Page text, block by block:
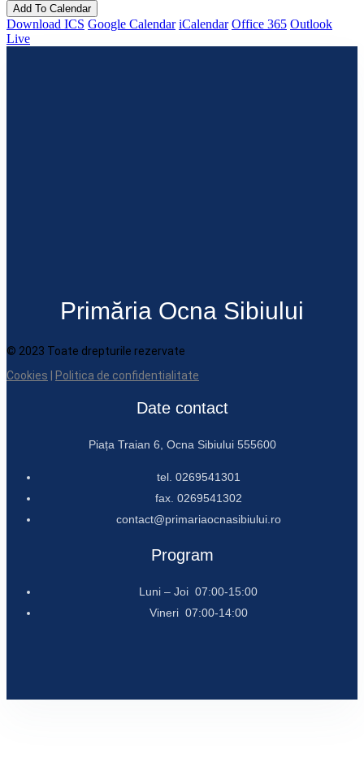
Add To Calendar
Download ICS Google Calendar iCalendar Office 365 Outlook
Live
Primăria Ocna Sibiului
© 2023 Toate drepturile rezervate
Cookies
Politica de confidentialitate
Date contact
Piața Traian 6, Ocna Sibiului 555600
tel. 0269541301
fax. 0269541302
contact@primariaocnasibiului.ro
Program
Luni – Joi 07:00-15:00
Vineri 07:00-14:00